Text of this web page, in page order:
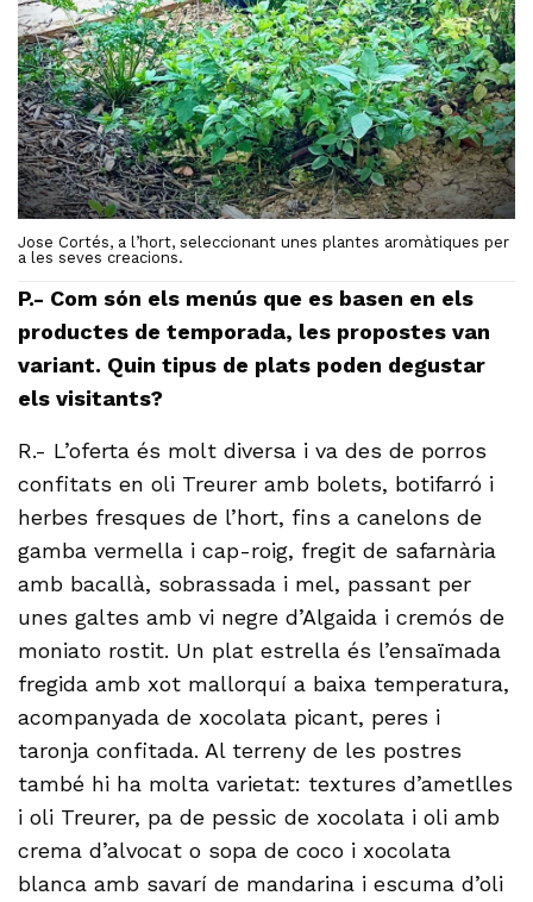
Jose Cortés, a l’hort, seleccionant unes plantes aromàtiques per
a les seves creacions.
P.- Com són els menús que es basen en els
productes de temporada, les propostes van
variant. Quin tipus de plats poden degustar
els visitants?
R.- L’oferta és molt diversa i va des de porros
confitats en oli Treurer amb bolets, botifarró i
herbes fresques de l’hort, fins a canelons de
gamba vermella i cap-roig, fregit de safarnària
amb bacallà, sobrassada i mel, passant per
unes galtes amb vi negre d’Algaida i cremós de
moniato rostit. Un plat estrella és l’ensaïmada
fregida amb xot mallorquí a baixa temperatura,
acompanyada de xocolata picant, peres i
taronja confitada. Al terreny de les postres
també hi ha molta varietat: textures d’ametlles
i oli Treurer, pa de pessic de xocolata i oli amb
crema d’alvocat o sopa de coco i xocolata
blanca amb savarí de mandarina i escuma d’oli